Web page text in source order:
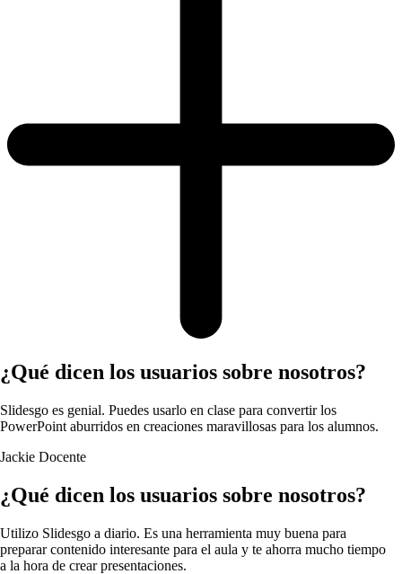
¿Qué dicen los usuarios sobre nosotros?
Slidesgo es genial. Puedes usarlo en clase para convertir los
PowerPoint aburridos en creaciones maravillosas para los alumnos.
Jackie Docente
¿Qué dicen los usuarios sobre nosotros?
Utilizo Slidesgo a diario. Es una herramienta muy buena para
preparar contenido interesante para el aula y te ahorra mucho tiempo
a la hora de crear presentaciones.